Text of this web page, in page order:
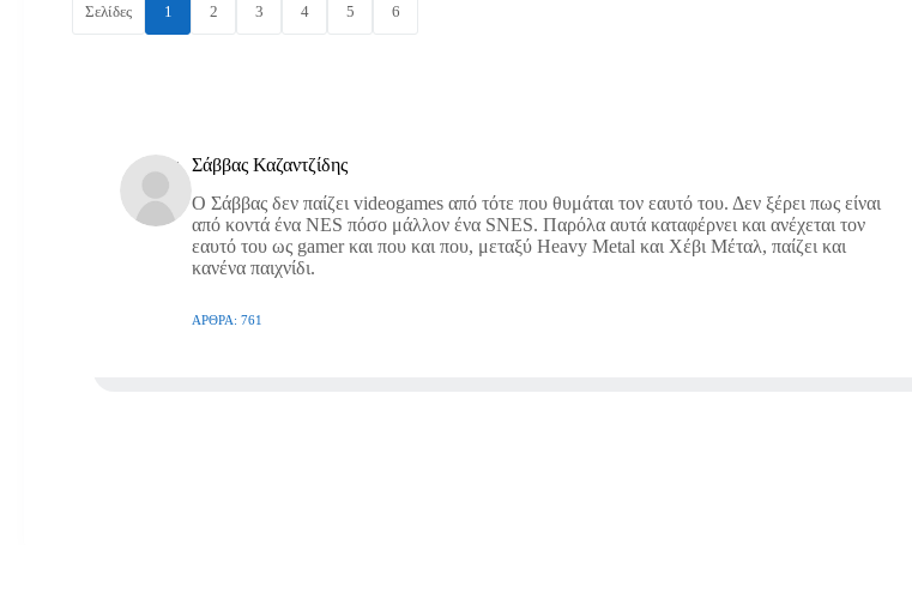
Σελίδες 1 2 3 4 5 6
Σάββας Καζαντζίδης
O Σάββας δεν παίζει videogames από τότε που θυμάται τον εαυτό του. Δεν ξέρει πως είναι
από κοντά ένα NES πόσο μάλλον ένα SNES. Παρόλα αυτά καταφέρνει και ανέχεται τον
εαυτό του ως gamer και που και που, μεταξύ Heavy Metal και Χέβι Μέταλ, παίζει και
κανένα παιχνίδι.
ΆΡΘΡΑ: 761